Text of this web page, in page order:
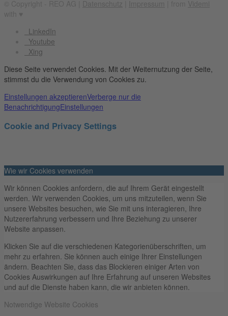
Datenschutz Impressum
Videmi
LinkedIn
Youtube
Xing
Diese Seite verwendet Cookies. Mit der Weiternutzung der Seite,
stimmst du die Verwendung von Cookies zu.
Einstellungen akzeptierenVerberge nur die
BenachrichtigungEinstellungen
Cookie and Privacy Settings
Wie wir Cookies verwenden
Wir können Cookies anfordern, die auf Ihrem Gerät eingestellt
werden. Wir verwenden Cookies, um uns mitzuteilen, wenn Sie
unsere Websites besuchen, wie Sie mit uns interagieren, Ihre
Nutzererfahrung verbessern und Ihre Beziehung zu unserer
Website anpassen.
Klicken Sie auf die verschiedenen Kategorienüberschriften, um
mehr zu erfahren. Sie können auch einige Ihrer Einstellungen
ändern. Beachten Sie, dass das Blockieren einiger Arten von
Cookies Auswirkungen auf Ihre Erfahrung auf unseren Websites
und auf die Dienste haben kann, die wir anbieten können.
Notwendige Website Cookies